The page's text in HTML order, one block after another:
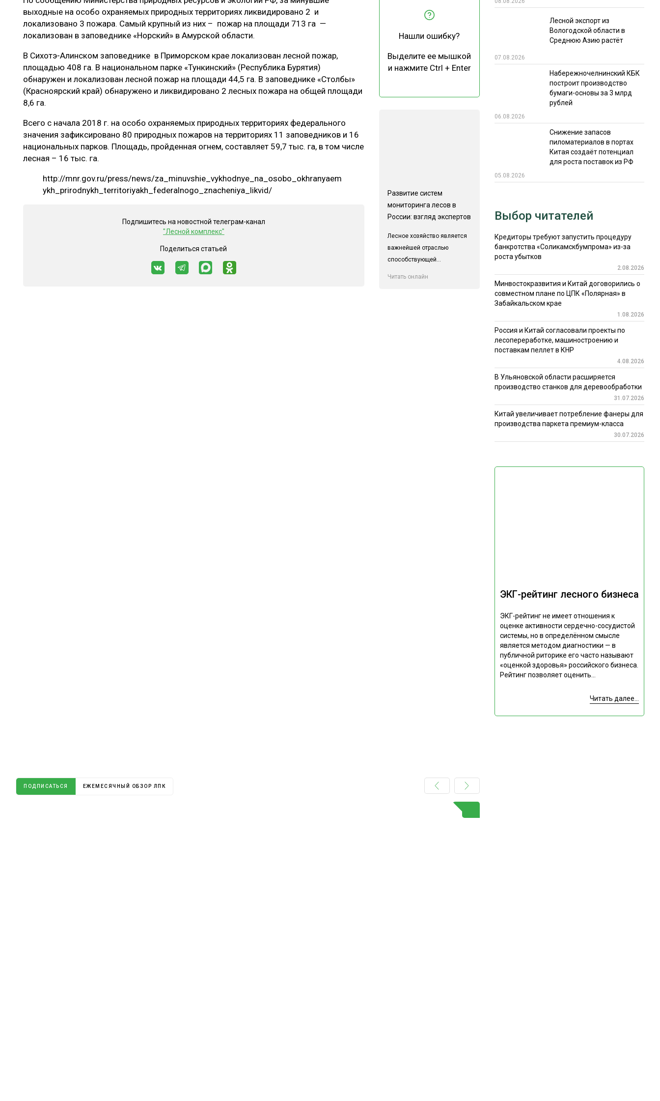
ЛЕСОВОССТАНОВЛЕНИЕ И ЗАЩИТА
ЛОГИСТИКА
ПРОИЗВОДСТВО ДРЕВЕСНЫХ ПЛИТ
ЦБП
СУШКА ДРЕВЕСИНЫ
МЕБЕЛЬНОЕ ПРОИЗВОДСТВО
ОТРАСЛЕВАЯ ДИСКУССИЯ
ЭКСПЕРТНОЕ МНЕНИЕ
ИТОГИ МЕРОПРИЯТИЙ
выходные на особо охраняемых природных территориях ликвидировано 2 и
локализовано 3 пожара. Самый крупный из них – пожар на площади 713 га —
локализован в заповеднике «Норский» в Амурской области.
В Сихотэ-Алинском заповеднике в Приморском крае локализован лесной пожар,
площадью 408 га. В национальном парке «Тункинский» (Республика Бурятия)
обнаружен и локализован лесной пожар на площади 44,5 га. В заповеднике «Столбы»
(Красноярский край) обнаружено и ликвидировано 2 лесных пожара на общей площади
8,6 га.
Всего с начала 2018 г. на особо охраняемых природных территориях федерального
значения зафиксировано 80 природных пожаров на территориях 11 заповедников и 16
национальных парков. Площадь, пройденная огнем, составляет 59,7 тыс. га, в том числе
лесная – 16 тыс. га.
http://mnr.gov.ru/press/news/za_minuvshie_vykhodnye_na_osobo_okhranyaem
ykh_prirodnykh_territoriyakh_federalnogo_znacheniya_likvid/
Подпишитесь на новостной телеграм-канал
"Лесной комплекс"
Поделиться статьей
Нашли ошибку?
Выделите ее мышкой
и нажмите Ctrl + Enter
Развитие систем
мониторинга лесов в
России: взгляд экспертов
Лесное хозяйство является
важнейшей отраслью
способствующей...
Читать онлайн
Лесной экспорт из
Вологодской области в
Среднюю Азию растёт
07.08.2026
Набережночелнинский КБК
построит производство
бумаги-основы за 3 млрд
рублей
06.08.2026
Снижение запасов
пиломатериалов в портах
Китая создаёт потенциал
для роста поставок из РФ
05.08.2026
ЭКГ-рейтинг лесного бизнеса
ЭКГ-рейтинг не имеет отношения к
оценке активности сердечно-сосудистой
системы, но в определённом смысле
является методом диагностики — в
публичной риторике его часто называют
«оценкой здоровья» российского бизнеса.
Рейтинг позволяет оценить...
Читать далее...
ПОДПИСАТЬСЯ ЕЖЕМЕСЯЧНЫЙ ОБЗОР ЛПК
Выбор читателей
Кредиторы требуют запустить процедуру
банкротства «Соликамскбумпрома» из-за
роста убытков
2.08.2026
Минвостокразвития и Китай договорились о
совместном плане по ЦПК «Полярная» в
Забайкальском крае
1.08.2026
Россия и Китай согласовали проекты по
лесопереработке, машиностроению и
поставкам пеллет в КНР
4.08.2026
В Ульяновской области расширяется
производство станков для деревообработки
31.07.2026
Китай увеличивает потребление фанеры для
производства паркета премиум-класса
30.07.2026